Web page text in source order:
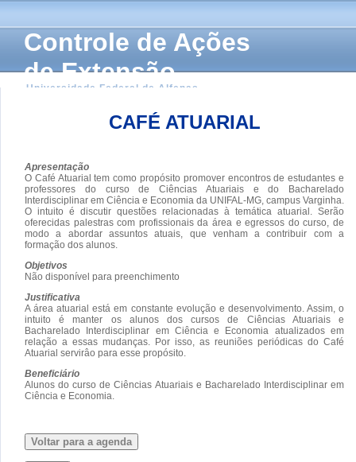
Controle de Ações
de Extensão
Universidade Federal de Alfenas
CAFÉ ATUARIAL
Apresentação
O Café Atuarial tem como propósito promover encontros de estudantes e
professores do curso de Ciências Atuariais e do Bacharelado
Interdisciplinar em Ciência e Economia da UNIFAL-MG, campus Varginha.
O intuito é discutir questões relacionadas à temática atuarial. Serão
oferecidas palestras com profissionais da área e egressos do curso, de
modo a abordar assuntos atuais, que venham a contribuir com a
formação dos alunos.
Objetivos
Não disponível para preenchimento
Justificativa
A área atuarial está em constante evolução e desenvolvimento. Assim, o
intuito é manter os alunos dos cursos de Ciências Atuariais e
Bacharelado Interdisciplinar em Ciência e Economia atualizados em
relação a essas mudanças. Por isso, as reuniões periódicas do Café
Atuarial servirâo para esse propósito.
Beneficiário
Alunos do curso de Ciências Atuariais e Bacharelado Interdisciplinar em
Ciência e Economia.
Voltar para a agenda